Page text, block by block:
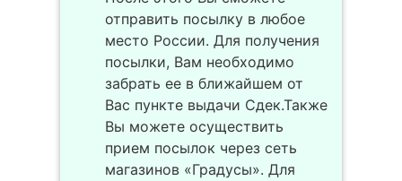
отправить посылку в любое
место России. Для получения
посылки, Вам необходимо
забрать ее в ближайшем от
Вас пункте выдачи Сдек.Также
Вы можете осуществить
прием посылок через сеть
магазинов «Градусы». Для